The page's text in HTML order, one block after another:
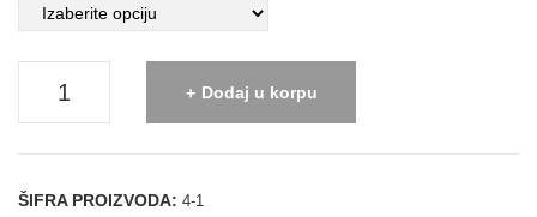
količina
Dodaj u korpu
ŠIFRA PROIZVODA: 4-1